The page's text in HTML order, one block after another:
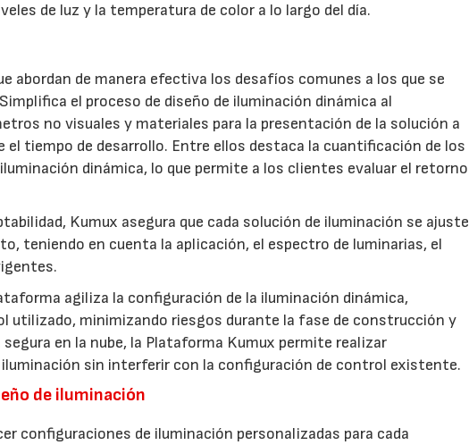
de luz y la temperatura de color a lo largo del día.
abordan de manera efectiva los desafíos comunes a los que se
el proceso de diseño de iluminación dinámica al
no visuales y materiales para la presentación de la solución a
tiempo de desarrollo. Entre ellos destaca la cuantificación de los
dinámica, lo que permite a los clientes evaluar el retorno
Kumux asegura que cada solución de iluminación se ajuste
teniendo en cuenta la aplicación, el espectro de luminarias, el
agiliza la configuración de la iluminación dinámica,
utilizado, minimizando riesgos durante la fase de construcción y
en la nube, la Plataforma Kumux permite realizar
sin interferir con la configuración de control existente.
de iluminación
configuraciones de iluminación personalizadas para cada